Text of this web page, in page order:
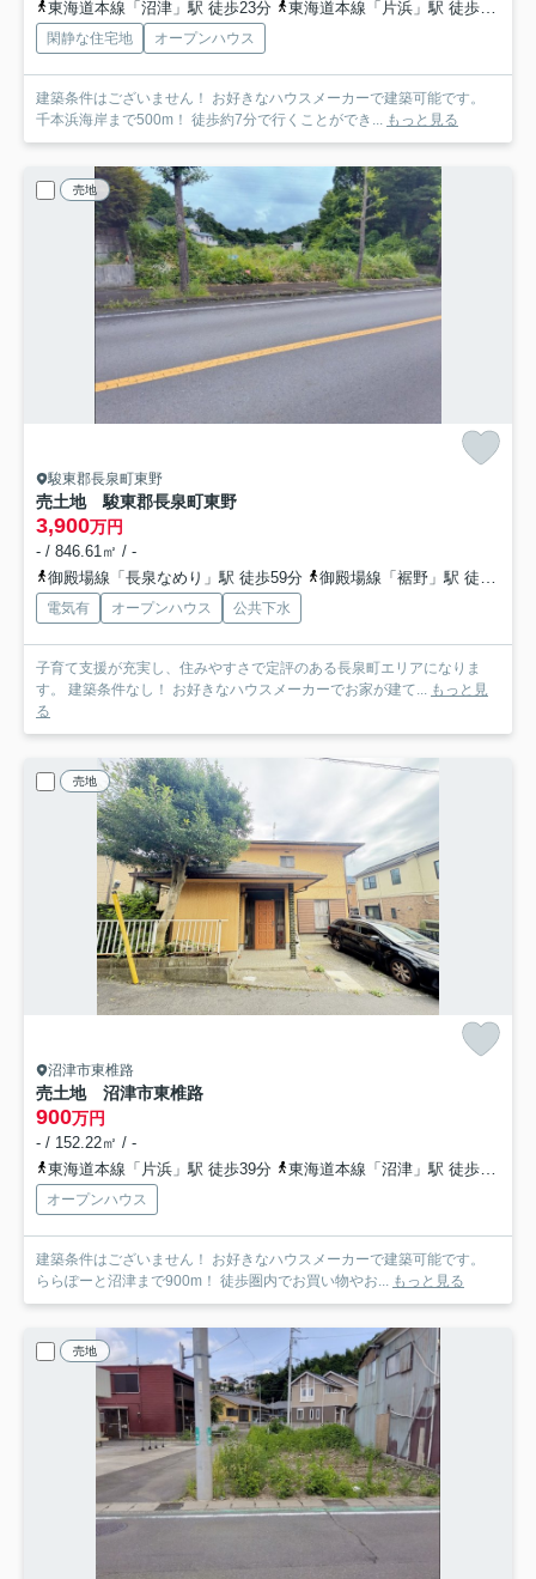
東海道本線「沼津」駅 徒歩23分 東海道本線「片浜」駅 徒歩38分
閑静な住宅地 オープンハウス
建築条件はございません！ お好きなハウスメーカーで建築可能です。
千本浜海岸まで500m！ 徒歩約7分で行くことができ... もっと見る
売地
駿東郡長泉町東野
売土地 駿東郡長泉町東野
3,900万円
- / 846.61㎡ / -
御殿場線「長泉なめり」駅 徒歩59分
御殿場線「裾野」駅 徒歩73分
電気有 オープンハウス 公共下水
子育て支援が充実し、住みやすさで定評のある長泉町エリアになりま
す。 建築条件なし！ お好きなハウスメーカーでお家が建て... もっと見
る
売地
沼津市東椎路
売土地 沼津市東椎路
900万円
- / 152.22㎡ / -
東海道本線「片浜」駅 徒歩39分
東海道本線「沼津」駅 徒歩58分
オープンハウス
建築条件はございません！ お好きなハウスメーカーで建築可能です。
ららぽーと沼津まで900m！ 徒歩圏内でお買い物やお... もっと見る
売地